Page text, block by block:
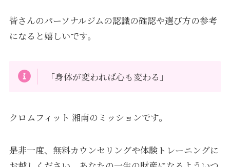
皆さんのパーソナルジムの認識の確認や選び方の参考
になると嬉しいです。
「身体が変われば心も変わる」
クロムフィット 湘南のミッションです。
是非一度、無料カウンセリングや体験トレーニングに